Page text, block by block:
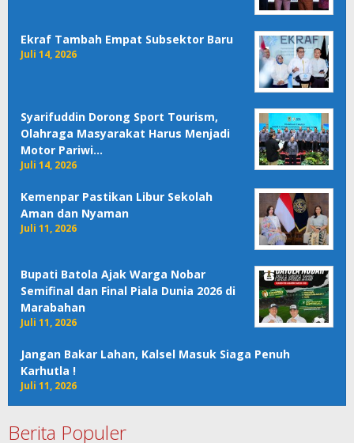
Ekraf Tambah Empat Subsektor Baru
Juli 14, 2026
Syarifuddin Dorong Sport Tourism,
Olahraga Masyarakat Harus Menjadi
Motor Pariwi…
Juli 14, 2026
Kemenpar Pastikan Libur Sekolah
Aman dan Nyaman
Juli 11, 2026
Bupati Batola Ajak Warga Nobar
Semifinal dan Final Piala Dunia 2026 di
Marabahan
Juli 11, 2026
Jangan Bakar Lahan, Kalsel Masuk Siaga Penuh
Karhutla !
Juli 11, 2026
Berita Populer